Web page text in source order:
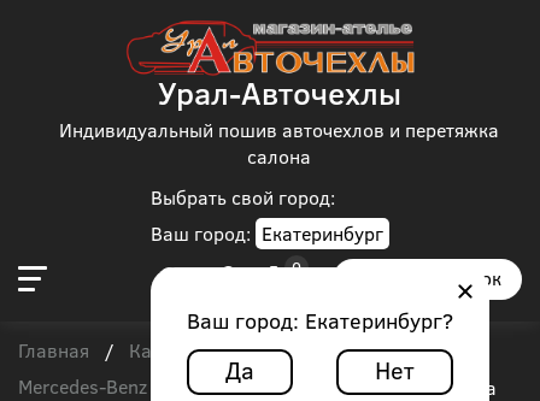
Выбрать свой город:
Ваш город: Екатеринбург
Ваш город: Екатеринбург?
Да Нет
Урал-Авточехлы
Индивидуальный пошив авточехлов и перетяжка
салона
Заказать звонок
Главная / Каталог чехлов / Автобус /
Mercedes-Benz
Авточехлы Mercedes-Benz экокожа